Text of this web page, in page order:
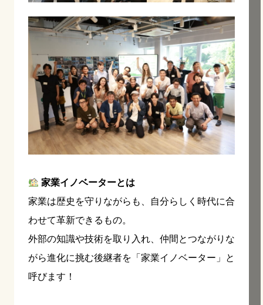
家業イノベーターとは
家業は歴史を守りながらも、自分らしく時代に合
わせて革新できるもの。
外部の知識や技術を取り入れ、仲間とつながりな
がら進化に挑む後継者を「家業イノベーター」と
呼びます！